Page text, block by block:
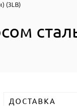
(3LB)
ДОСТАВКА